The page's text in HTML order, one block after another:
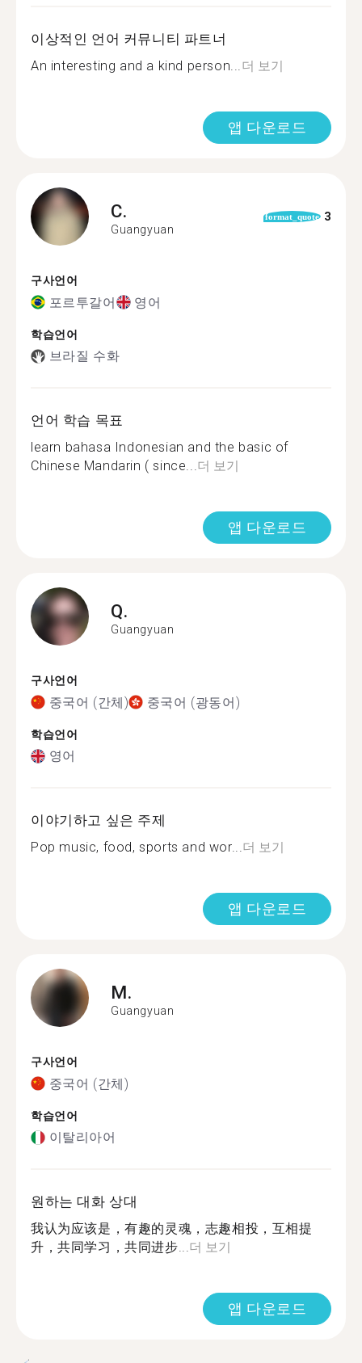
이상적인 언어 커뮤니티 파트너
An interesting and a kind person...더 보기
앱 다운로드
C.
Guangyuan
format_quote 3
구사언어
포르투갈어 영어
학습언어
브라질 수화
언어 학습 목표
learn bahasa Indonesian and the basic of
Chinese Mandarin ( since...더 보기
앱 다운로드
Q.
Guangyuan
구사언어
중국어 (간체) 중국어 (광동어)
학습언어
영어
이야기하고 싶은 주제
Pop music, food, sports and wor...더 보기
앱 다운로드
M.
Guangyuan
구사언어
중국어 (간체)
학습언어
이탈리아어
원하는 대화 상대
我认为应该是，有趣的灵魂，志趣相投，互相提
升，共同学习，共同进步...더 보기
앱 다운로드